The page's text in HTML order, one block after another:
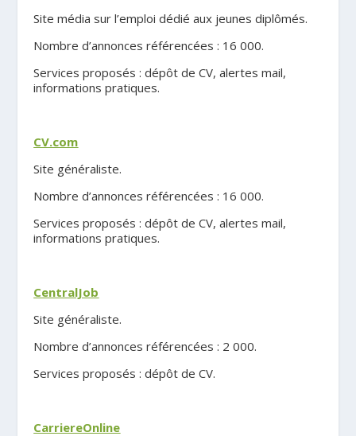
Site média sur l’emploi dédié aux jeunes diplômés.
Nombre d’annonces référencées : 16 000.
Services proposés : dépôt de CV, alertes mail,
informations pratiques.
CV.com
Site généraliste.
Nombre d’annonces référencées : 16 000.
Services proposés : dépôt de CV, alertes mail,
informations pratiques.
CentralJob
Site généraliste.
Nombre d’annonces référencées : 2 000.
Services proposés : dépôt de CV.
CarriereOnline